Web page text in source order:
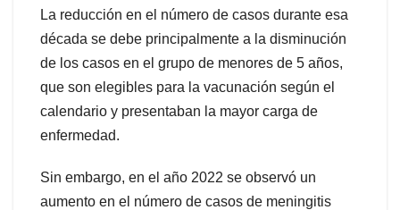
La reducción en el número de casos durante esa
década se debe principalmente a la disminución
de los casos en el grupo de menores de 5 años,
que son elegibles para la vacunación según el
calendario y presentaban la mayor carga de
enfermedad.
Sin embargo, en el año 2022 se observó un
aumento en el número de casos de meningitis